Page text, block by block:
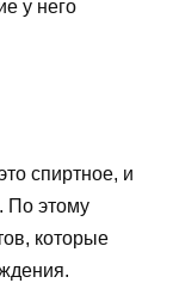
у него
спиртное, и
По этому
которые